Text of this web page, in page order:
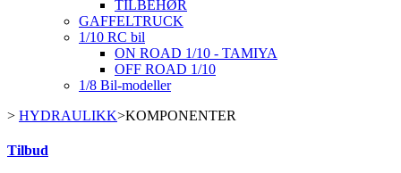
TILBEHØR
GAFFELTRUCK
1/10 RC bil
ON ROAD 1/10 - TAMIYA
OFF ROAD 1/10
1/8 Bil-modeller
> HYDRAULIKK>KOMPONENTER
Tilbud